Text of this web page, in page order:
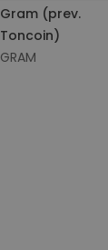
Gram (prev.
Toncoin)
GRAM